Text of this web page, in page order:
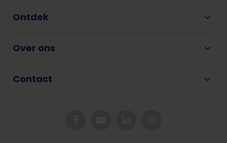
Ontdek
Over ons
Contact